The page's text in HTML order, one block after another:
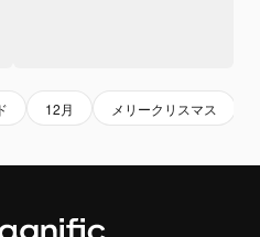
12月 メリークリスマス